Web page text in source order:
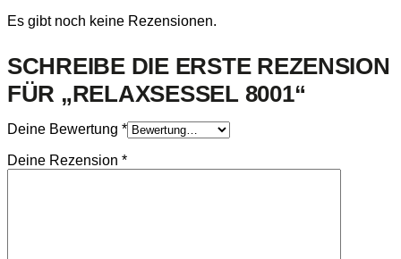
Es gibt noch keine Rezensionen.
SCHREIBE DIE ERSTE REZENSION
FÜR „RELAXSESSEL 8001“
Deine Bewertung *
Deine Rezension *